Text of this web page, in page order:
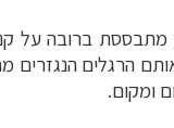
מתבססת ברובה על
הרגלים הנגזרים
ומקום.